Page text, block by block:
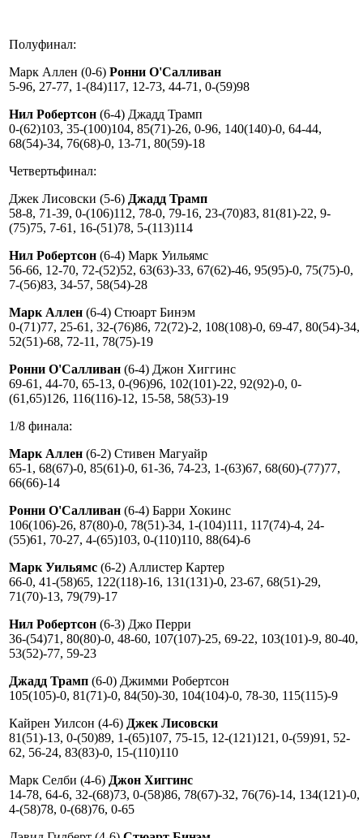
Полуфинал:
Марк Аллен (0-6) Ронни О'Салливан
5-96, 27-77, 1-(84)117, 12-73, 44-71, 0-(59)98
Нил Робертсон (6-4) Джадд Трамп
0-(62)103, 35-(100)104, 85(71)-26, 0-96, 140(140)-0, 64-44,
68(54)-34, 76(68)-0, 13-71, 80(59)-18
Четвертьфинал:
Джек Лисовски (5-6) Джадд Трамп
58-8, 71-39, 0-(106)112, 78-0, 79-16, 23-(70)83, 81(81)-22, 9-
(75)75, 7-61, 16-(51)78, 5-(113)114
Нил Робертсон (6-4) Марк Уильямс
56-66, 12-70, 72-(52)52, 63(63)-33, 67(62)-46, 95(95)-0, 75(75)-0,
7-(56)83, 34-57, 58(54)-28
Марк Аллен (6-4) Стюарт Бинэм
0-(71)77, 25-61, 32-(76)86, 72(72)-2, 108(108)-0, 69-47, 80(54)-34,
52(51)-68, 72-11, 78(75)-19
Ронни О'Салливан (6-4) Джон Хиггинс
69-61, 44-70, 65-13, 0-(96)96, 102(101)-22, 92(92)-0, 0-
(61,65)126, 116(116)-12, 15-58, 58(53)-19
1/8 финала:
Марк Аллен (6-2) Стивен Магуайр
65-1, 68(67)-0, 85(61)-0, 61-36, 74-23, 1-(63)67, 68(60)-(77)77,
66(66)-14
Ронни О'Салливан (6-4) Барри Хокинс
106(106)-26, 87(80)-0, 78(51)-34, 1-(104)111, 117(74)-4, 24-
(55)61, 70-27, 4-(65)103, 0-(110)110, 88(64)-6
Марк Уильямс (6-2) Аллистер Картер
66-0, 41-(58)65, 122(118)-16, 131(131)-0, 23-67, 68(51)-29,
71(70)-13, 79(79)-17
Нил Робертсон (6-3) Джо Перри
36-(54)71, 80(80)-0, 48-60, 107(107)-25, 69-22, 103(101)-9, 80-40,
53(52)-77, 59-23
Джадд Трамп (6-0) Джимми Робертсон
105(105)-0, 81(71)-0, 84(50)-30, 104(104)-0, 78-30, 115(115)-9
Кайрен Уилсон (4-6) Джек Лисовски
81(51)-13, 0-(50)89, 1-(65)107, 75-15, 12-(121)121, 0-(59)91, 52-
62, 56-24, 83(83)-0, 15-(110)110
Марк Селби (4-6) Джон Хиггинс
14-78, 64-6, 32-(68)73, 0-(58)86, 78(67)-32, 76(76)-14, 134(121)-0,
4-(58)78, 0-(68)76, 0-65